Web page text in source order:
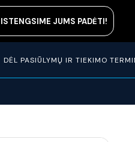
JUMS PADĖTI!
DĖL PASIŪLYMŲ IR TIEKIMO